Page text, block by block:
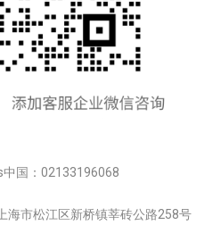
国：02133196068
海市松江区新桥镇莘砖公路258号